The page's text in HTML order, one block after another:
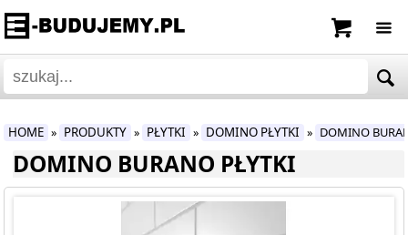
HOME » PRODUKTY » PŁYTKI » DOMINO PŁYTKI » DOMINO
DOMINO BURANO PŁYTKI